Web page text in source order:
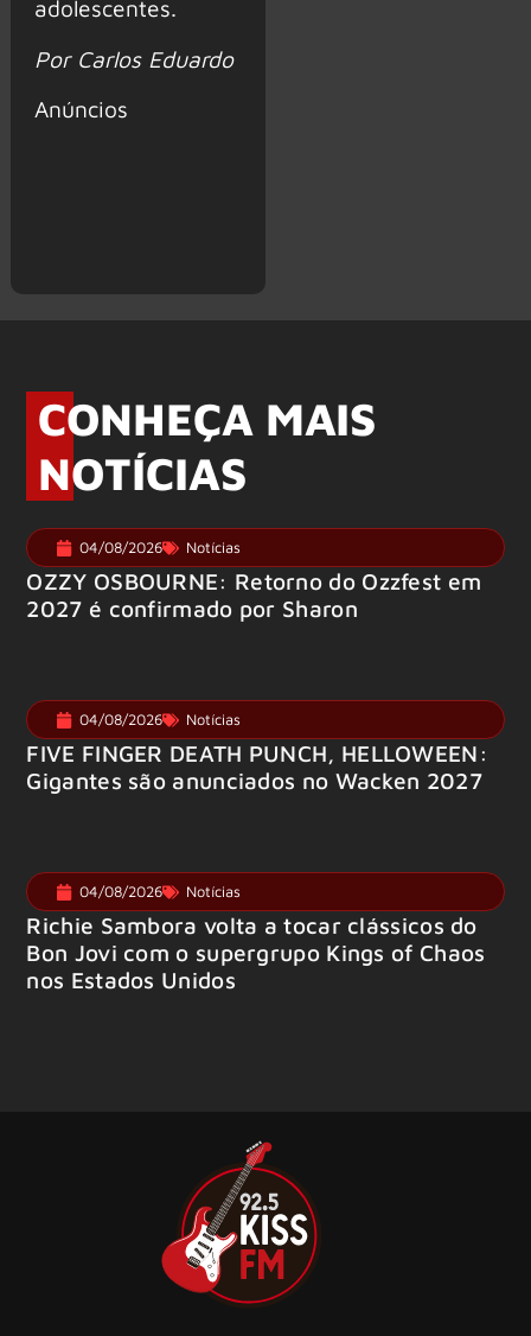
adolescentes.
Por Carlos Eduardo
Anúncios
CONHEÇA MAIS
NOTÍCIAS
04/08/2026 Notícias
OZZY OSBOURNE: Retorno do Ozzfest em
2027 é confirmado por Sharon
04/08/2026 Notícias
FIVE FINGER DEATH PUNCH, HELLOWEEN:
Gigantes são anunciados no Wacken 2027
04/08/2026 Notícias
Richie Sambora volta a tocar clássicos do
Bon Jovi com o supergrupo Kings of Chaos
nos Estados Unidos